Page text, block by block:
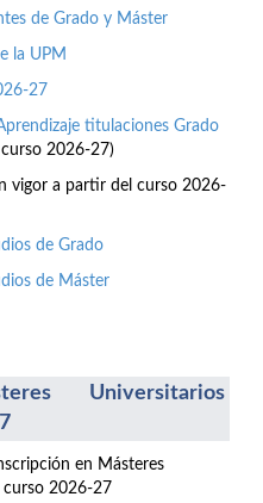
de Grado y Máster
la UPM
27
titulaciones Grado
2026-27)
vigor a partir del curso 2026-
de Grado
de Máster
Universitarios
en Másteres
curso 2026-27